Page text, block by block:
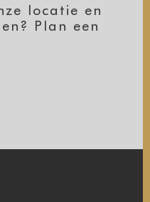
locatie en
Plan een